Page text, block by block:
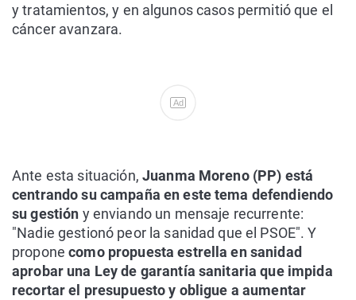
y tratamientos, y en algunos casos permitió que el
cáncer avanzara.
Ad
Ante esta situación, Juanma Moreno (PP) está
centrando su campaña en este tema defendiendo
su gestión y enviando un mensaje recurrente:
"Nadie gestionó peor la sanidad que el PSOE". Y
proponecomo propuesta estrella en sanidad
aprobar una Ley de garantía sanitaria que impida
recortar el presupuesto y obligue a aumentar